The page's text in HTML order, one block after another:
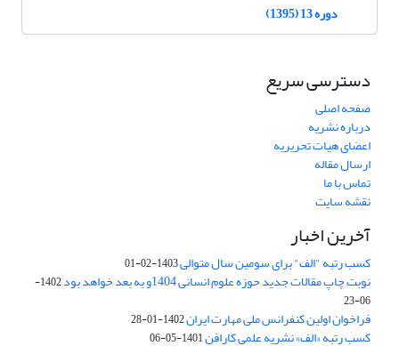
دوره 13 (1395)
دسترسی سریع
صفحه اصلی
درباره نشریه
اعضای هیات تحریریه
ارسال مقاله
تماس با ما
نقشه سایت
آخرین اخبار
کسب رتبه "الف" برای سومین سال متوالی1403-02-01
نوبت چاپ مقالات جدید حوزه علوم انسانی 1404و به بعد خواهد بود
1402-
06-23
فراخوان اولین کنفرانس ملی مهارت ایران1402-01-28
کسب رتبه «الف» نشریه علمی کارافن1401-05-06